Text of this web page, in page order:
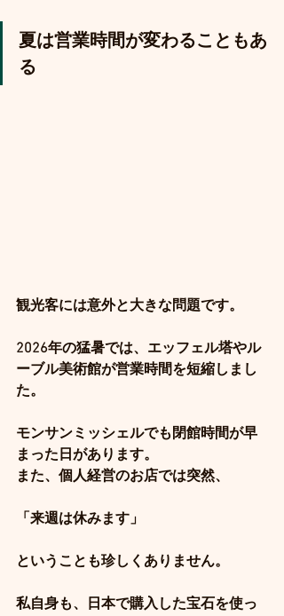
夏は営業時間が変わることもあ
る
観光客には意外と大きな問題です。
2026年の猛暑では、エッフェル塔やル
ーブル美術館が営業時間を短縮しまし
た。
モンサンミッシェルでも閉館時間が早
まった日があります。
また、個人経営のお店では突然、
「来週は休みます」
ということも珍しくありません。
私自身も、日本で購入した宝石を使っ